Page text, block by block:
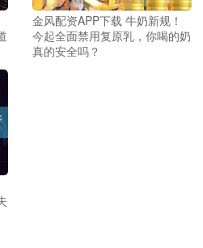
金风配资APP下载 牛奶新规！
今起全面禁用复原乳，你喝的奶
真的安全吗？